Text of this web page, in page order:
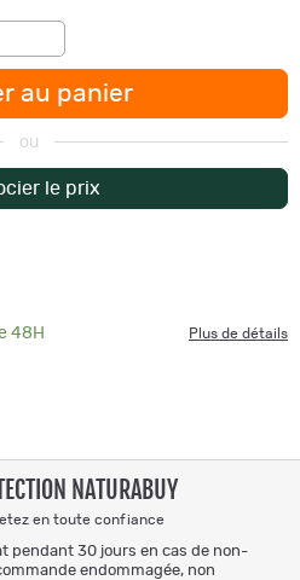
au panier
ou
le prix
48H
Plus de détails
NATURABUY
en toute confiance
pendant 30 jours en cas de non-
endommagée, non